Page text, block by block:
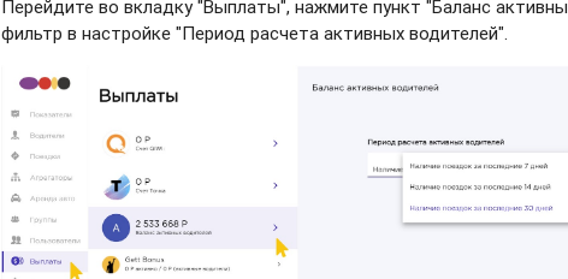
Перейдите во вкладку "Выплаты", нажмите пункт "Баланс
фильтр в настройке "Период расчета активных водителей".